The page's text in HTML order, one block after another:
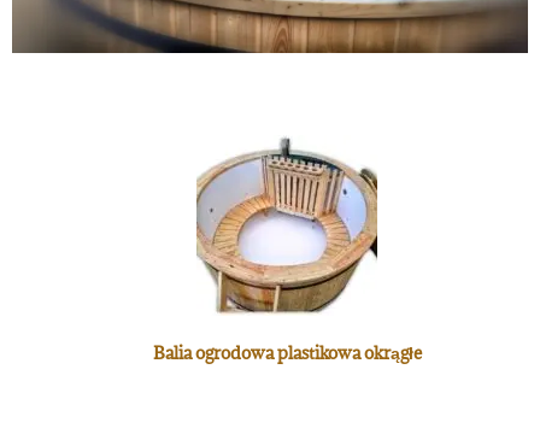
Balia ogrodowa plastikowa okrągłe